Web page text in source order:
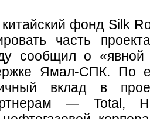
фонд Silk
часть
сообщил о «явной
Ямал-СПК. По
вклад в
— Total,